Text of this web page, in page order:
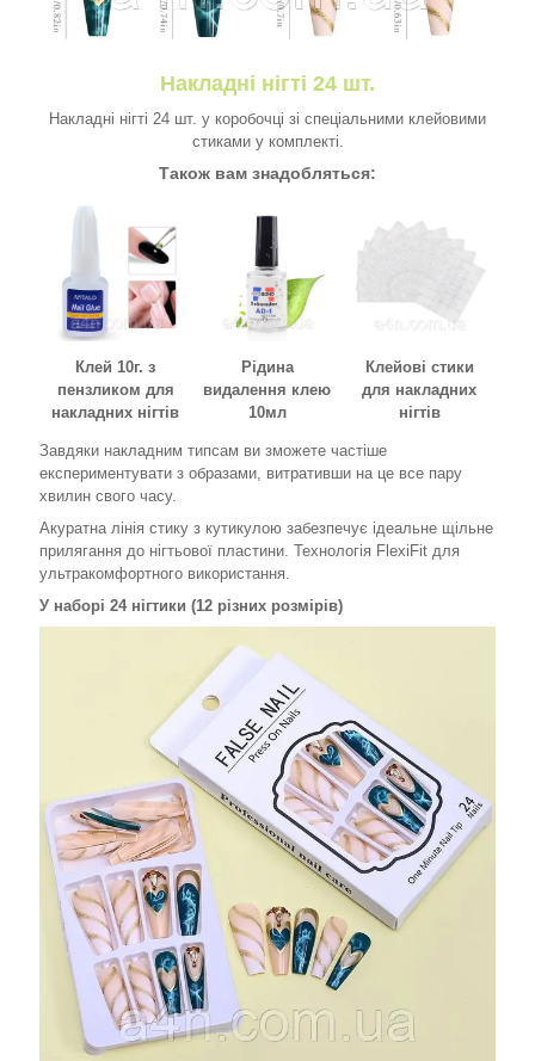
Накладні нігті 24 шт.
Накладні нігті 24 шт. у коробочці зі спеціальними клейовими
стиками у комплекті.
Також вам знадобляться:
Клей 10г. з
пензликом для
накладних нігтів
Рідина
видалення клею
10мл
Клейові стики
для накладних
нігтів
Завдяки накладним типсам ви зможете частіше
експериментувати з образами, витративши на це все пару
хвилин свого часу.
Акуратна лінія стику з кутикулою забезпечує ідеальне щільне
прилягання до нігтьової пластини. Технологія FlexiFit для
ультракомфортного використання.
У наборі 24 нігтики (12 різних розмірів)